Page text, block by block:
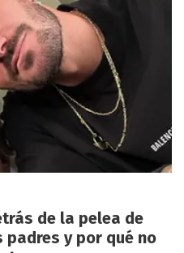
de la pelea de
padres y por qué no